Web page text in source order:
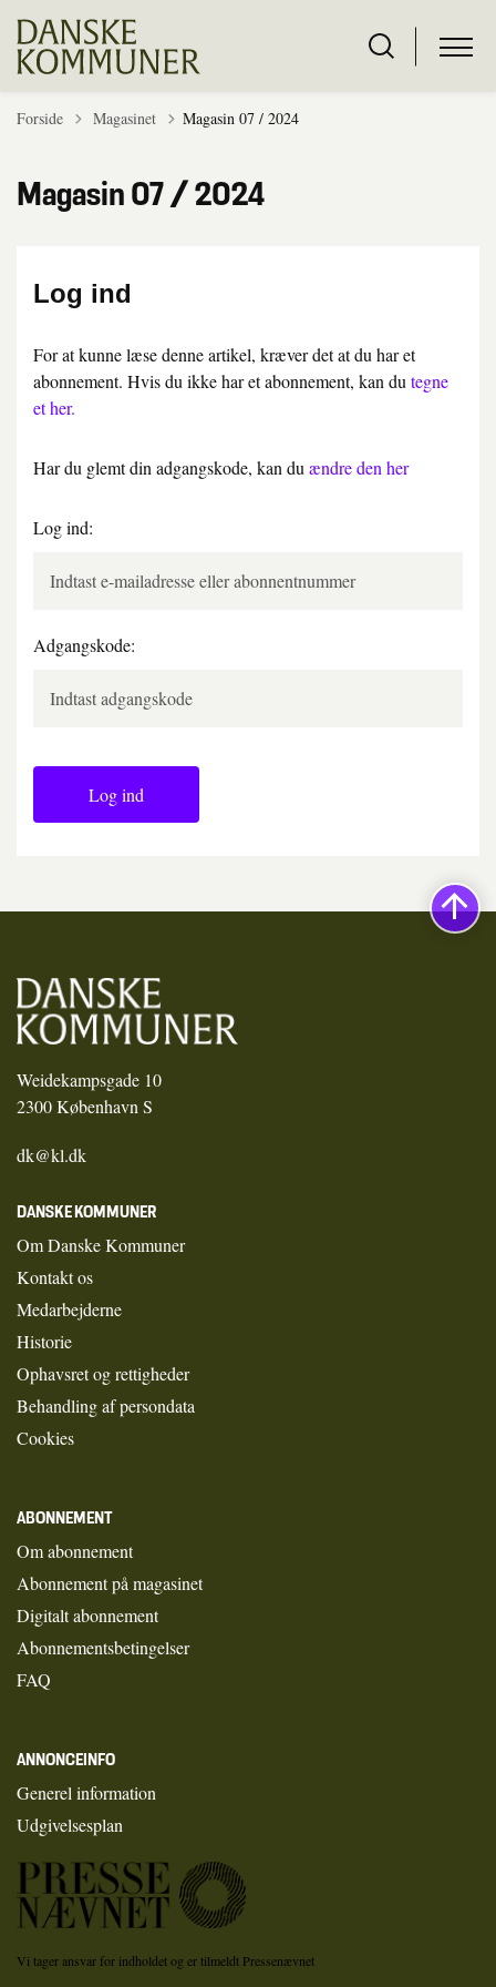
Forside Tilbage til
Magasinet Magasin 07 / 2024
Magasin 07 / 2024
Log ind
For at kunne læse denne artikel, kræver det at du har et
abonnement. Hvis du ikke har et abonnement, kan dutegne
et her.
Har du glemt din adgangskode, kan duændre den her
Log ind:
Adgangskode:
Log ind
Weidekampsgade 10
2300 København S
dk@kl.dk
DANSKE KOMMUNER
Om Danske Kommuner
Kontakt os
Medarbejderne
Historie
Ophavsret og rettigheder
Behandling af persondata
Cookies
ABONNEMENT
Om abonnement
Abonnement på magasinet
Digitalt abonnement
Abonnementsbetingelser
FAQ
ANNONCEINFO
Generel information
Udgivelsesplan
Vi tager ansvar for indholdet og er tilmeldt Pressenævnet